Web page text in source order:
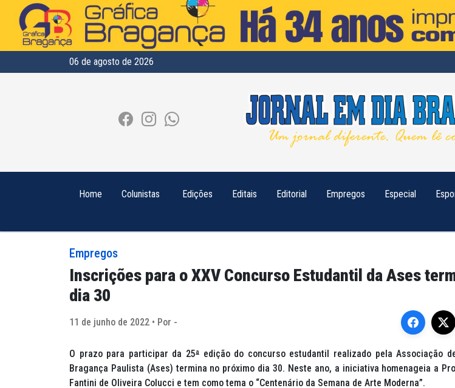
06 de agosto de 2026
Home Colunistas Edições Editais Editorial Empregos Especial
Empregos
Inscrições para o XXV Concurso Estudantil da Ases
dia 30
11 de junho de 2022 • Por -
O prazo para participar da 25ª edição do concurso estudantil realizado pela Associação
Bragança Paulista (Ases) termina no próximo dia 30. Neste ano, a iniciativa homenageia a
Fantini de Oliveira Colucci e tem como tema o “Centenário da Semana de Arte Moderna”.